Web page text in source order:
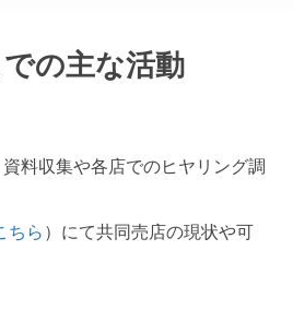
の主な活動
料収集や各店でのヒヤリング調
ちら）にて共同売店の現状や可